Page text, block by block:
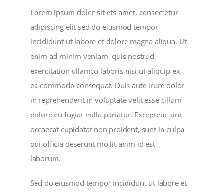
CHURCH CENTER
Lorem ipsum dolor sit ets amet, consectetur
adipiscing elit sed do eiusmod tempor
incididunt ut labore et dolore magna aliqua. Ut
enim ad minim veniam, quis nostrud
exercitation ullamco laboris nisi ut aliquip ex
ea commodo consequat. Duis aute irure dolor
in reprehenderit in voluptate velit esse cillum
dolore eu fugiat nulla pariatur. Excepteur sint
occaecat cupidatat non proident, sunt in culpa
qui officia deserunt mollit anim id est
laborum.
Sed do eiusmod tempor incididunt ut labore et